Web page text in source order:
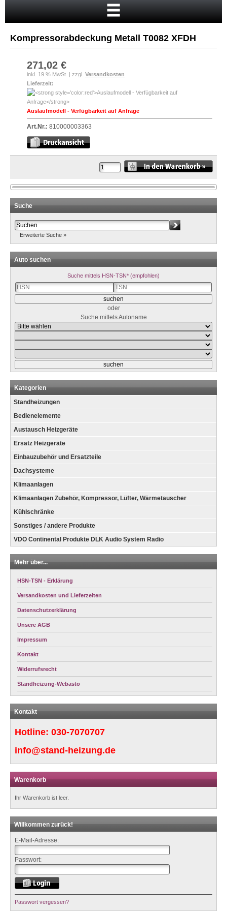
Mein Konto
Neukunde?
Kasse
Anmelden
Kompressorabdeckung Metall T0082 XFDH
271,02 €
inkl. 19 % MwSt. | zzgl. Versandkosten
Lieferzeit:
Auslaufmodell - Verfügbarkeit auf Anfrage
Art.Nr.: 810000003363
Suche
Erweiterte Suche »
Auto suchen
Suche mittels HSN-TSN* (empfohlen)
oder
Suche mittels Autoname
Kategorien
Standheizungen
Bedienelemente
Austausch Heizgeräte
Ersatz Heizgeräte
Einbauzubehör und Ersatzteile
Dachsysteme
Klimaanlagen
Klimaanlagen Zubehör, Kompressor, Lüfter, Wärmetauscher
Kühlschränke
Sonstiges / andere Produkte
VDO Continental Produkte DLK Audio System Radio
Mehr über...
HSN-TSN - Erklärung
Versandkosten und Lieferzeiten
Datenschutzerklärung
Unsere AGB
Impressum
Kontakt
Widerrufsrecht
Standheizung-Webasto
Kontakt
Hotline: 030-7070707
info@stand-heizung.de
Warenkorb
Ihr Warenkorb ist leer.
Willkommen zurück!
E-Mail-Adresse:
Passwort:
Passwort vergessen?